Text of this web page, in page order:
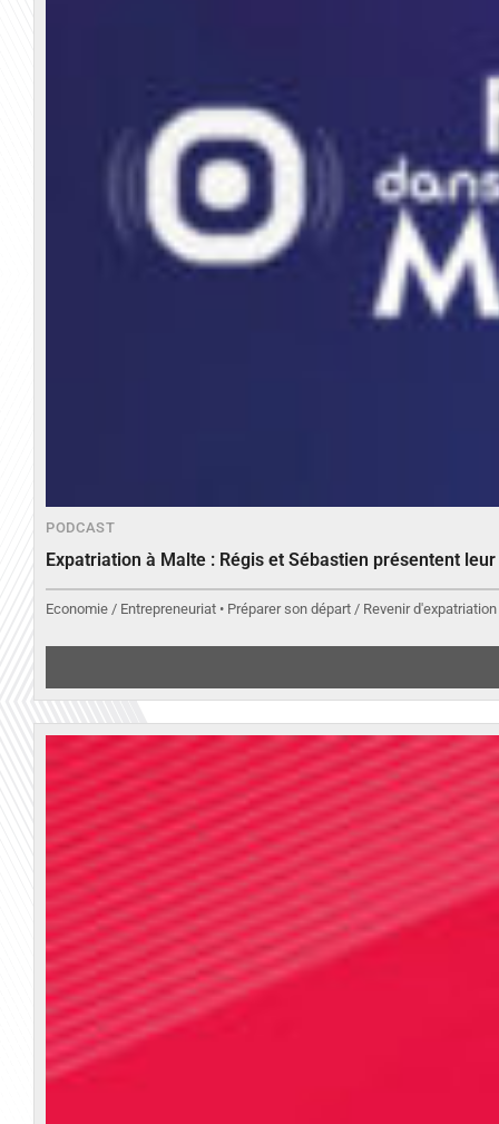
PODCAST
Expatriation à Malte : Régis et Sébastien présentent
Economie / Entrepreneuriat • Préparer son départ / Revenir d'expatriation